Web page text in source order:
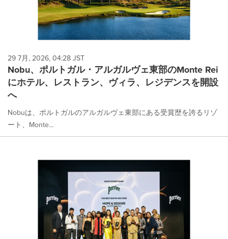
29 7月, 2026, 04:28 JST
Nobu、ポルトガル・アルガルヴェ東部のMonte Rei
にホテル、レストラン、ヴィラ、レジデンスを開設
へ
Nobuは、ポルトガルのアルガルヴェ東部にある受賞歴を誇るリゾ
ート、Monte...